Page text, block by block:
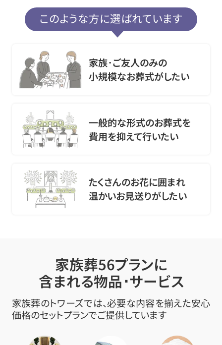
このような方に選ばれています
家族･ご友人のみの
小規模なお葬式がしたい
一般的な形式のお葬式を
費用を抑えて行いたい
たくさんのお花に囲まれ
温かいお見送りがしたい
家族葬56プランに
含まれる物品･サービス
家族葬のトワーズでは、必要な内容を揃えた安心
価格のセットプランでご提供しています